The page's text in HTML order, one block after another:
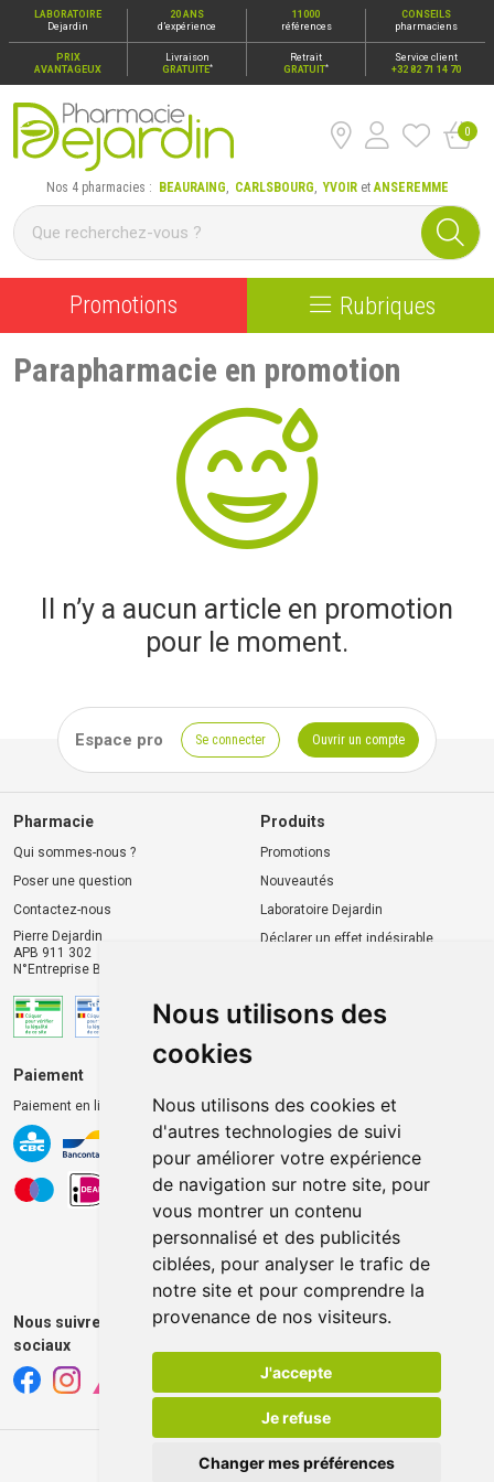
Nous utilisons des
cookies
Nous utilisons des cookies et
d'autres technologies de suivi
pour améliorer votre expérience
de navigation sur notre site, pour
vous montrer un contenu
personnalisé et des publicités
ciblées, pour analyser le trafic de
notre site et pour comprendre la
provenance de nos visiteurs.
J'accepte
Je refuse
Changer mes préférences
LABORATOIRE
Dejardin
20 ANS
d’expérience
11000
références
CONSEILS
pharmaciens
PRIX
AVANTAGEUX
Livraison
GRATUITE*
Retrait
GRATUIT*
Service client
+32 82 71 14 70
Pharmacie Dejardin Nos 4 pharmacies : Beauraing,
0
Nos 4 pharmacies : BEAURAING, CARLSBOURG,YVOIRetANSEREMME
Promotions Rubriques
Parapharmacie en promotion
Il n’y a aucun article en promotion
pour le moment.
Espace pro Se connecter Ouvrir un compte
Pharmacie
Qui sommes-nous ?
Poser une question
Contactez-nous
Pierre Dejardin
APB 911 302
N°Entreprise BE0446.901.764
Produits
Promotions
Nouveautés
Laboratoire Dejardin
Déclarer un effet indésirable
Paiement
Paiement en ligne 100% sécurisé
Livraison chez vous
Livraison dans un Point
d’enlèvement
Retrait dans la pharmacie
Retrait en casiers extérieurs
Nous suivre sur les réseaux
sociaux